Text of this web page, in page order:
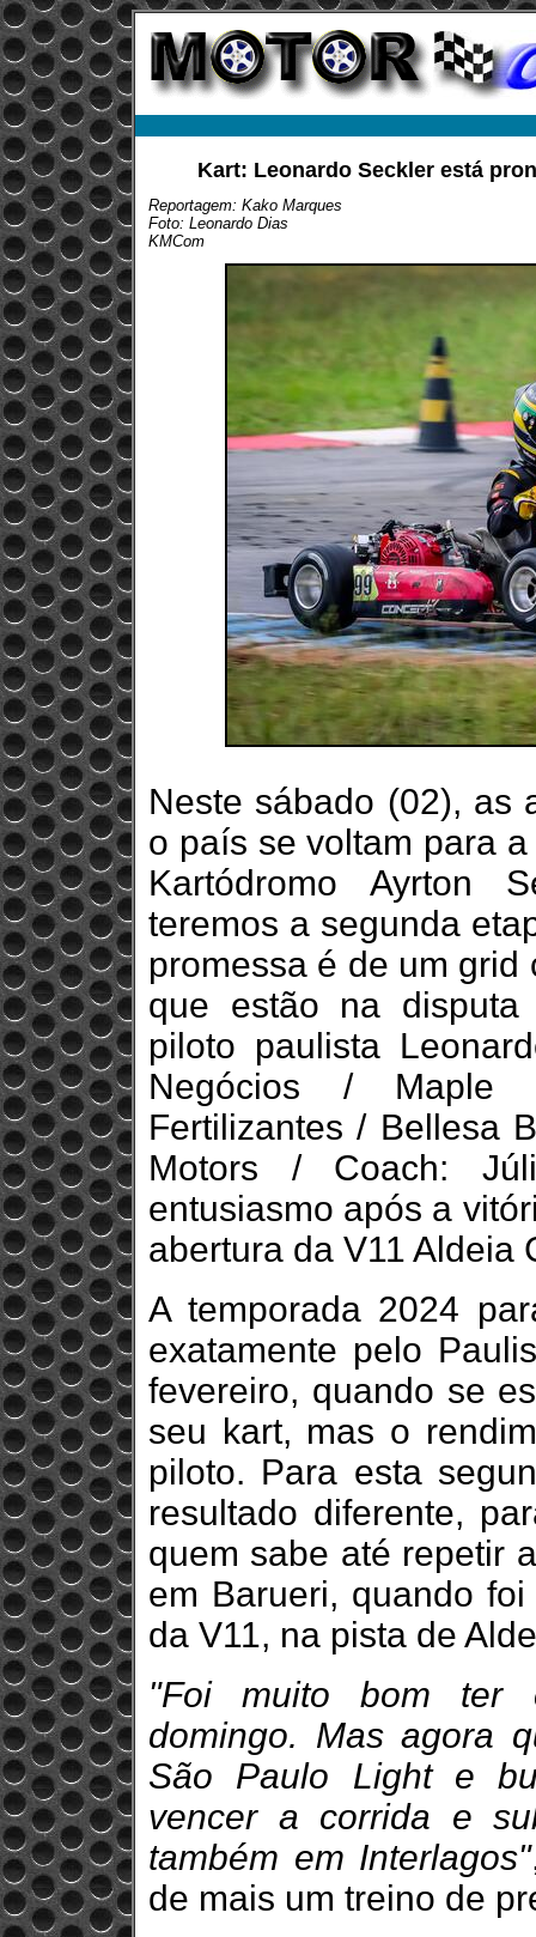
Kart: Leonardo Seckler está
Reportagem: Kako Marques
Foto: Leonardo Dias
KMCom
Neste sábado (02), as
o país se voltam para
Kartódromo Ayrton
teremos a segunda
promessa é de um
que estão na
piloto paulista
Negócios / Maple
Fertilizantes / Bellesa
Motors / Coach:
entusiasmo após a
abertura da V11 Aldeia
A temporada 2024
exatamente pelo
fevereiro, quando se
seu kart, mas o
piloto. Para esta
resultado diferente,
quem sabe até repetir
em Barueri, quando
da V11, na pista de
"Foi muito bom ter
domingo. Mas agora
São Paulo Light e
vencer a corrida e
também em Interlagos"
de mais um treino de